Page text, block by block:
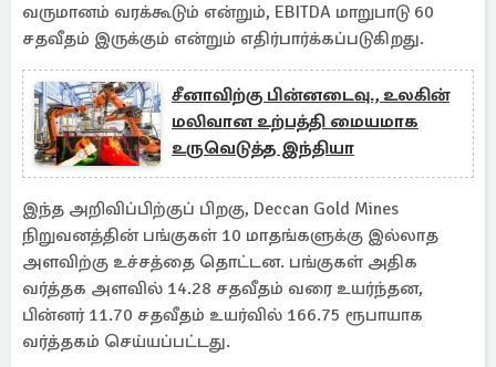
வருமானம் வரக்கூடும் என்றும், EBITDA மாறுபாடு 60
சதவீதம் இருக்கும் என்றும் எதிர்பார்க்கப்படுகிறது.
சீனாவிற்கு பின்னடைவு., உலகின்
மலிவான உற்பத்தி மையமாக
உருவெடுத்த இந்தியா
இந்த அறிவிப்பிற்குப் பிறகு, Deccan Gold Mines
நிறுவனத்தின் பங்குகள் 10 மாதங்களுக்கு இல்லாத
அளவிற்கு உச்சத்தை தொட்டன. பங்குகள் அதிக
வர்த்தக அளவில் 14.28 சதவீதம் வரை உயர்ந்தன,
பின்னர் 11.70 சதவீதம் உயர்வில் 166.75 ரூபாயாக
வர்த்தகம் செய்யப்பட்டது.